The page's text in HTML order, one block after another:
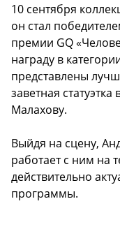
10 сентября
он стал
премии GQ
награду в
представлены
заветная
Малахову.
Выйдя на сцену,
работает с ним на
действительно
программы.